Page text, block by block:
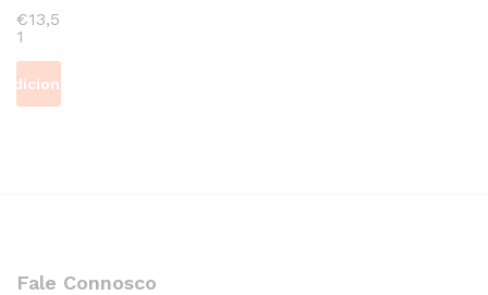
€13,5
1
Adicionar
Fale Connosco